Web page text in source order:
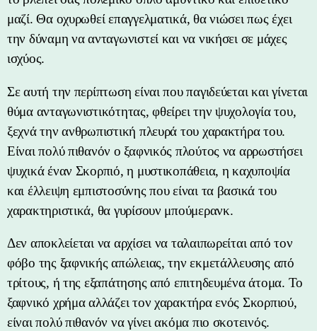
μαζί. Θα οχυρωθεί επαγγελματικά, θα νιώσει πως έχει
την δύναμη να ανταγωνιστεί και να νικήσει σε μάχες
ισχύος.
Σε αυτή την περίπτωση είναι που παγιδεύεται και γίνεται
θύμα ανταγωνιστικότητας, φθείρει την ψυχολογία του,
ξεχνά την ανθρωπιστική πλευρά του χαρακτήρα του.
Είναι πολύ πιθανόν ο ξαφνικός πλούτος να αρρωστήσει
ψυχικά έναν Σκορπιό, η μυστικοπάθεια, η καχυποψία
και έλλειψη εμπιστοσύνης που είναι τα βασικά του
χαρακτηριστικά, θα γυρίσουν μπούμερανκ.
Δεν αποκλείεται να αρχίσει να ταλαιπωρείται από τον
φόβο της ξαφνικής απώλειας, την εκμετάλλευσης από
τρίτους, ή της εξαπάτησης από επιτηδευμένα άτομα. Το
ξαφνικό χρήμα αλλάζει τον χαρακτήρα ενός Σκορπιού,
είναι πολύ πιθανόν να γίνει ακόμα πιο σκοτεινός.